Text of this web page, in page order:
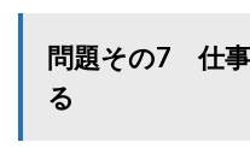
問題その7 仕
る